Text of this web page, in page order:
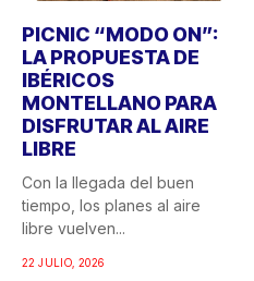
PICNIC “MODO ON”:
LA PROPUESTA DE
IBÉRICOS
MONTELLANO PARA
DISFRUTAR AL AIRE
LIBRE
Con la llegada del buen
tiempo, los planes al aire
libre vuelven...
22 JULIO, 2026